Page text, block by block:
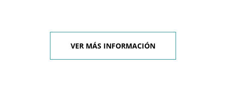
VER MÁS INFORMACIÓN